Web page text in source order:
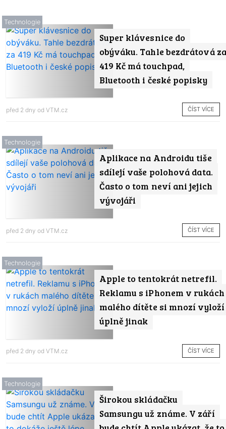
Super klávesnice do
obýváku. Tahle bezdrátová za
419 Kč má touchpad,
Bluetooth i české popisky
Technologie
před 2 dny od VTM.cz ČÍST VÍCE
Aplikace na Androidu tiše
sdílejí vaše polohová data.
Často o tom neví ani jejich
vývojáři
Technologie
před 2 dny od VTM.cz ČÍST VÍCE
Apple to tentokrát netrefil.
Reklamu s iPhonem v rukách
malého dítěte si mnozí vyloží
úplně jinak
Technologie
před 2 dny od VTM.cz ČÍST VÍCE
Širokou skládačku
Samsungu už známe. V září
Technologie